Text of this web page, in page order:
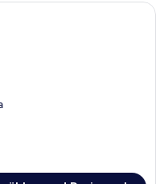
mit einem großen